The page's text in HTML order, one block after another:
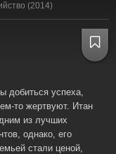
(2014)
добиться успеха,
то жертвуют. Итан
из лучших
однако, его
стали ценой,